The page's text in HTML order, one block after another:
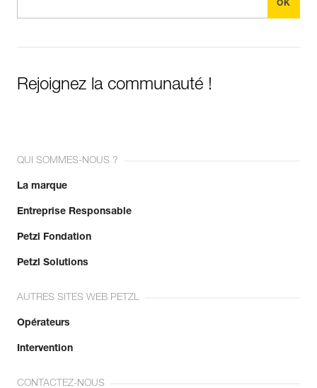
Voir l'historique d'un produit à partir de sa date de
Rejoignez la communauté !
QUI SOMMES-NOUS ?
La marque
Entreprise Responsable
Petzl Fondation
Petzl Solutions
AUTRES SITES WEB PETZL
Opérateurs
Intervention
CONTACTEZ-NOUS